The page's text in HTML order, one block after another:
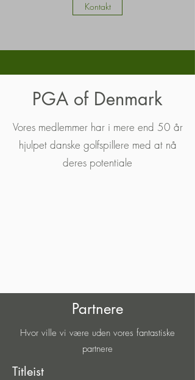
Kontakt
PGA of Denmark
Vores medlemmer har i mere end 50 år
hjulpet danske golfspillere med at nå
deres potentiale
Partnere
Hvor ville vi være uden vores fantastiske
partnere
Titleist